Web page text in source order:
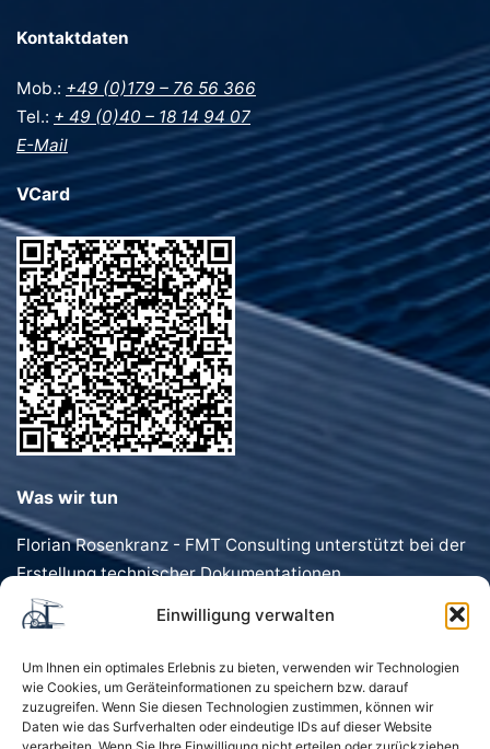
Einwilligung verwalten
Um Ihnen ein optimales Erlebnis zu bieten, verwenden wir Technologien
wie Cookies, um Geräteinformationen zu speichern bzw. darauf
zuzugreifen. Wenn Sie diesen Technologien zustimmen, können wir
Daten wie das Surfverhalten oder eindeutige IDs auf dieser Website
Kontaktdaten
Mob.: +49 (0)179 – 76 56 366
Tel.: + 49 (0)40 – 18 14 94 07
E-Mail
VCard
Was wir tun
Florian Rosenkranz - FMT Consulting unterstützt bei der
Erstellung technischer Dokumentationen,
Förderanträgen, Dokumentenvorlagen und
Geschäftstexten. Schnell, präzise und individuell.